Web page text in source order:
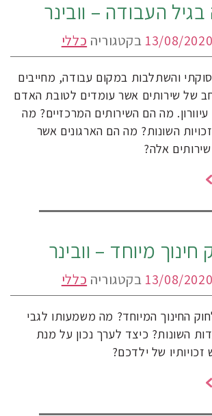
העבודה – וובינר
13/08/2020 בקטגוריה כללי
והשתלבות במקום עבודה, מחייבים
של שירותים אשר עומדים לטובת האדם
מה הם השירותים המרכזיים? מה
השונות? מה הם הארגונים אשר
אלה?
חינוך מיוחד – וובינר
13/08/2020 בקטגוריה כללי
החינוך המיוחד? מה משמעותו לגבי
השונות? כיצד לערך נכון על מנת
של ילדכם?